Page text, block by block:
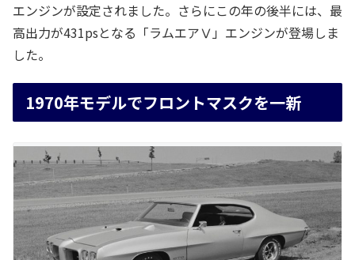
エンジンが設定されました。さらにこの年の後半には、最
高出力が431psとなる「ラムエアⅤ」エンジンが登場しま
した。
1970年モデルでフロントマスクを一新